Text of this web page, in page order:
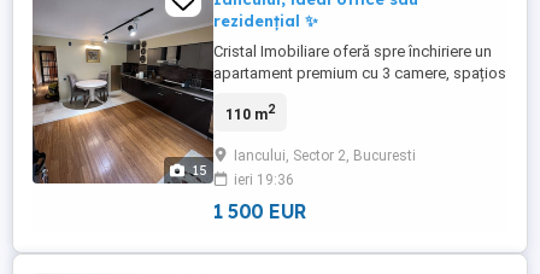
15
rezidențial ✨
Cristal Imobiliare oferă spre închiriere un
apartament premium cu 3 camere, spațios
manageri, profesioniști care lucrează
reprezentare, consultanță ori sediu de
firmă. Proprietatea impresionează prin
suprafețele generoase, ...
110 m2
Iancului, Sector 2, Bucuresti
ieri 19:36
1 500 EUR